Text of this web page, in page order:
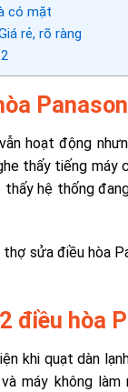
có mặt
rẻ, rõ ràng
hoạt động
thấy tiếng máy
thấy hệ thống
sửa điều hòa
điều hòa
khi quạt dàn
máy không